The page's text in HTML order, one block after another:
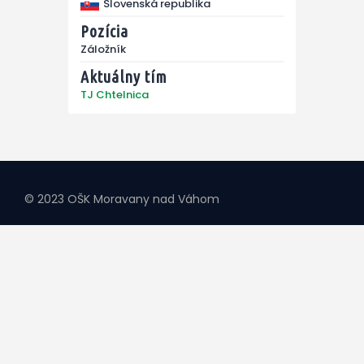
Slovenská republika
Pozícia
Záložník
Aktuálny tím
TJ Chtelnica
© 2023 OŠK Moravany nad Váhom